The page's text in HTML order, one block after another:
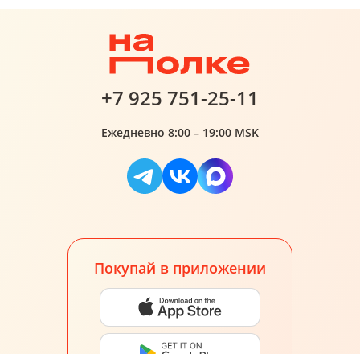
+7 925 751-25-11
Ежедневно 8:00 – 19:00 MSK
Покупай в приложении